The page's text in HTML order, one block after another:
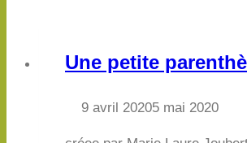
en
ligne
Une petite
9 avril 20205 mai 2020